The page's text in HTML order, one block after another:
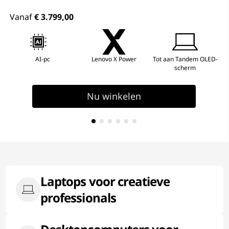
Vanaf€ 3.799,00
AI-pc Lenovo X Power
Tot aan Tandem OLED-
scherm
Nu winkelen
Laptops voor creatieve
professionals